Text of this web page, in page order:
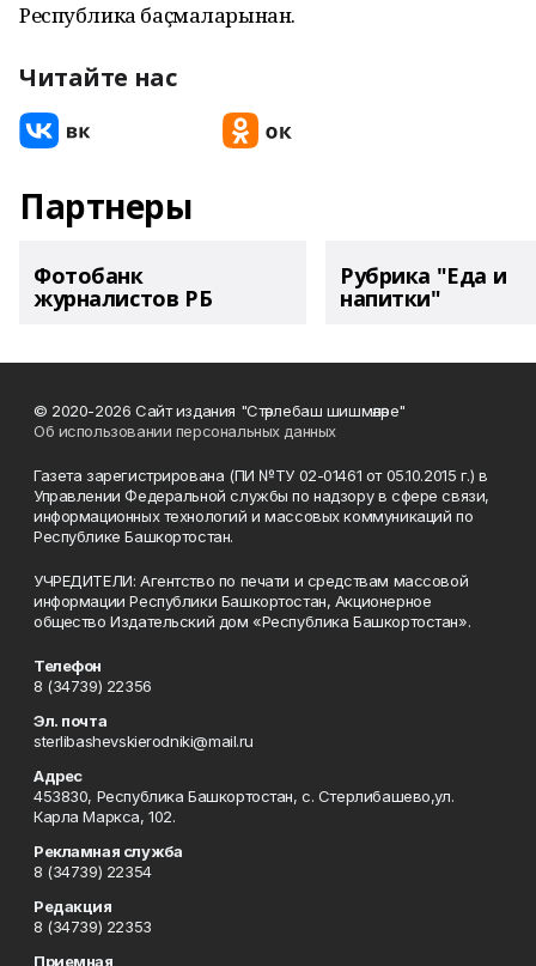
Республика баҫмаларынан.
Читайте нас
Партнеры
Фотобанк
журналистов РБ
Рубрика "Еда и
напитки"
© 2020-2026 Сайт издания "Стәрлебаш шишмәләре"
Об использовании персональных данных
Газета зарегистрирована (ПИ №ТУ 02-01461 от 05.10.2015 г.) в
Управлении Федеральной службы по надзору в сфере связи,
информационных технологий и массовых коммуникаций по
Республике Башкортостан.
УЧРЕДИТЕЛИ: Агентство по печати и средствам массовой
информации Республики Башкортостан, Акционерное
общество Издательский дом «Республика Башкортостан».
Телефон
8 (34739) 22356
Эл. почта
sterlibashevskierodniki@mail.ru
Адрес
453830, Республика Башкортостан, c. Стерлибашево,ул.
Карла Маркса, 102.
Рекламная служба
8 (34739) 22354
Редакция
8 (34739) 22353
Приемная